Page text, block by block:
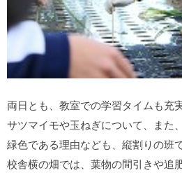
両日とも、教室での学習タイムも充
サツマイモや玉ねぎについて、また
緑色である理由なども、縦割りの班
校舎横の畑では、葉物の間引きや追